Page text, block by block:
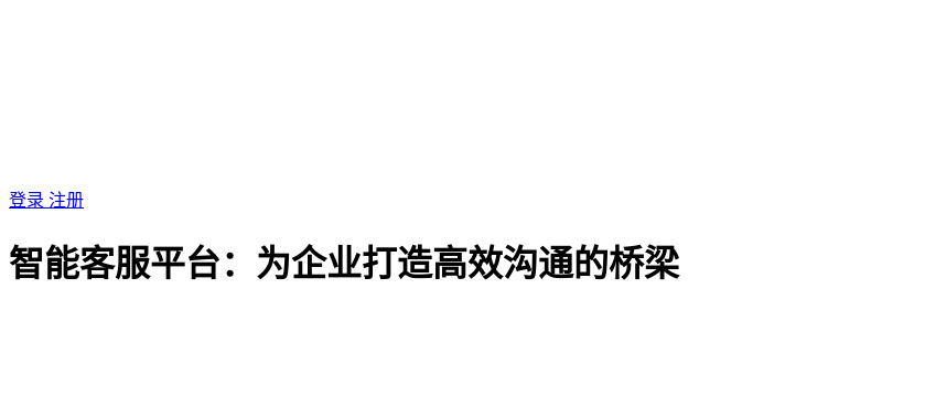
登录 注册
智能客服平台：为企业打造高效沟通的桥梁